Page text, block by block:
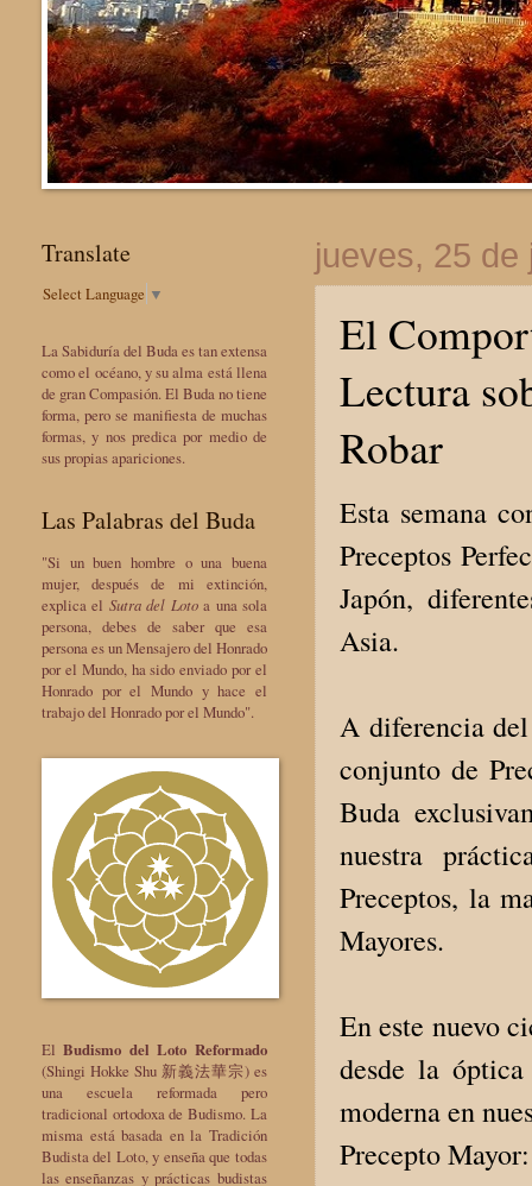
jueves, 25 de
El
Lectura
Robar
Esta semana
Preceptos
Japón,
Asia.
A diferencia
conjunto de
Buda
nuestra
Preceptos, la
Mayores.
En este nuevo
desde la
moderna en
Precepto
Translate
Select Language ▼
La Sabiduría del Buda es tan extensa
como el océano, y su alma está llena
de gran Compasión. El Buda no tiene
forma, pero se manifiesta de muchas
formas, y nos predica por medio de
sus propias apariciones.
Las Palabras del Buda
"Si un buen hombre o una buena
mujer, después de mi extinción,
explica el Sutra del Lotoa una sola
persona, debes de saber que esa
persona es un Mensajero del Honrado
por el Mundo, ha sido enviado por el
Honrado por el Mundo y hace el
trabajo del Honrado por el Mundo".
ElBudismo del Loto Reformado
(Shingi Hokke Shu 新義法華宗) es
una escuela reformada pero
tradicional ortodoxa de Budismo. La
misma está basada en la Tradición
Budista del Loto, y enseña que todas
las enseñanzas y prácticas budistas